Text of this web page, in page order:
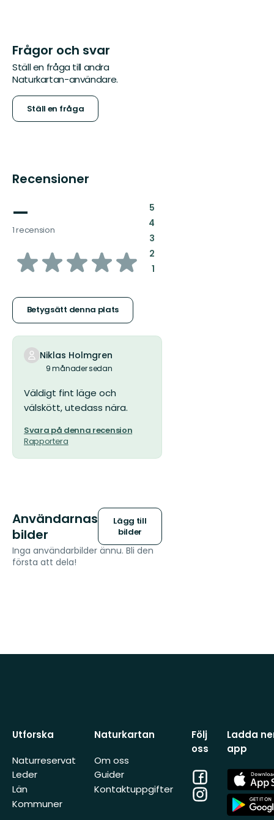
Frågor och svar
Ställ en fråga till andra
Naturkartan-användare.
Ställ en fråga
Recensioner
—
1 recension
av
stjärnor
Betygsätt denna plats
5:
4:
3:
2:
1:
Niklas Holmgren
9 månader sedan
Väldigt fint läge och
välskött, utedass nära.
Svara på denna recension
Rapportera
Användarnas
bilder
Lägg till
bilder
Inga användarbilder ännu. Bli den
första att dela!
Utforska
Naturreservat
Leder
Län
Kommuner
Naturkartan
Om oss
Guider
Kontaktuppgifter
Följ
oss
Facebook
Instagram
Ladda
app
App
Store
App
Store